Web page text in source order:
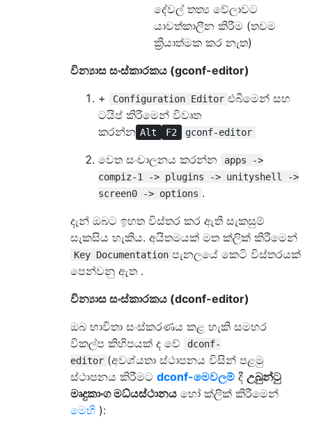
දේවල් තත්‍ය වේලාවට
යාවත්කාලීන කිරීම (තවම
ක්‍රියාත්මක කර නැත)
වින්‍යාස සංස්කාරකය (gconf-editor)
+
Configuration Editor එබීමෙන් සහ
ටයිප් කිරීමෙන් විවෘත
කරන්න Alt F2 gconf-editor
වෙත සංචාලනය කරන්න
apps ->
compiz-1 -> plugins -> unityshell ->
screen0 -> options .
දැන් ඔබට ඉහත විස්තර කර ඇති සැකසුම්
සැකසිය හැකිය. අයිතමයක් මත ක්ලික් කිරීමෙන්
Key Documentation පැනලයේ කෙටි විස්තරයක්
පෙන්වනු ඇත .
වින්‍යාස සංස්කාරකය (dconf-editor)
ඔබ භාවිතා සංස්කරණය කළ හැකි සමහර
විකල්ප කිහිපයක් ද වේ
dconf-
editor (අවශ්යතා ස්ථාපනය විසින් පළමු
ස්ථාපනය කිරීමට dconf-මෙවලම් දී උබුන්ටු
මෘදුකාංග මධ්යස්ථානය හෝ ක්ලික් කිරීමෙන්
මෙහි ):